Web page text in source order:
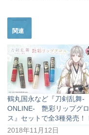
関連
鶴丸国永など『刀剣乱舞-
ONLINE- 艶彩リップグロ
ス』セットで全3種発売！
2018年11月12日